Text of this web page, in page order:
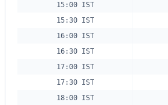
15:00 IST
15:30 IST
16:00 IST
16:30 IST
17:00 IST
17:30 IST
18:00 IST